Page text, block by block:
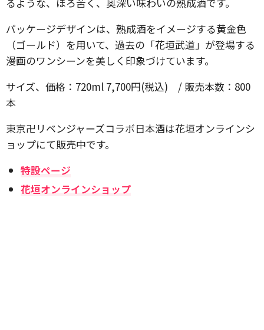
パッケージデザインは、熟成酒をイメージする黄金色
（ゴールド）を用いて、過去の「花垣武道」が登場する
漫画のワンシーンを美しく印象づけています。
サイズ、価格：720ml 7,700円(税込) / 販売本数：800
本
東京卍リベンジャーズコラボ日本酒は花垣オンラインシ
ョップにて販売中です。
特設ページ
花垣オンラインショップ